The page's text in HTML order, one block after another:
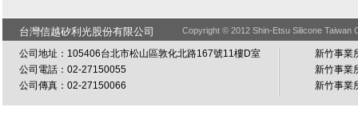
台灣信越矽利光股份有限公司 Copyright © 2012 Shin-Etsu Silicone Taiwan
公司地址：105406台北市松山區敦化北路167號11樓D室
新竹事業
公司電話：02-27150055
新竹事業
公司傳真：02-27150066
新竹事業